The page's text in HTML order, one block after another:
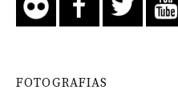
FOTOGRAFIAS